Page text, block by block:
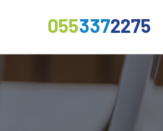
0553372275